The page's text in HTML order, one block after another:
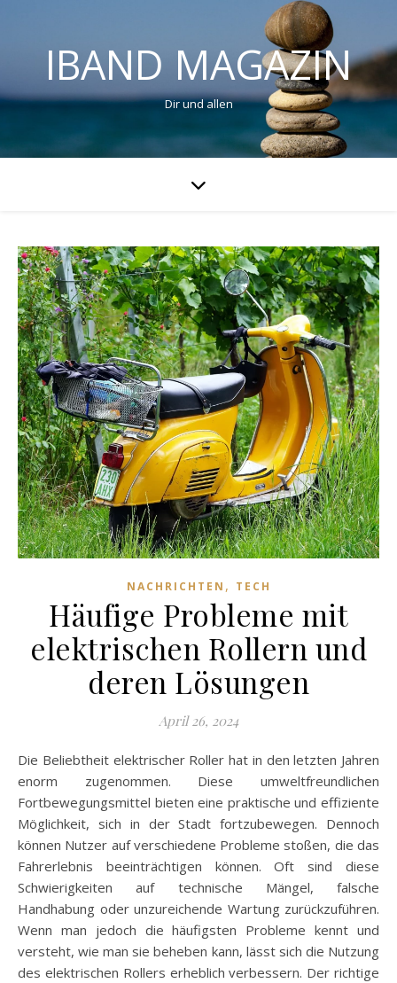
IBAND MAGAZIN
Dir und allen
NACHRICHTEN , TECH
Häufige Probleme mit
elektrischen Rollern und
deren Lösungen
April 26, 2024
Die Beliebtheit elektrischer Roller hat in den letzten Jahren
enorm zugenommen. Diese umweltfreundlichen
Fortbewegungsmittel bieten eine praktische und effiziente
Möglichkeit, sich in der Stadt fortzubewegen. Dennoch
können Nutzer auf verschiedene Probleme stoßen, die das
Fahrerlebnis beeinträchtigen können. Oft sind diese
Schwierigkeiten auf technische Mängel, falsche
Handhabung oder unzureichende Wartung zurückzuführen.
Wenn man jedoch die häufigsten Probleme kennt und
versteht, wie man sie beheben kann, lässt sich die Nutzung
des elektrischen Rollers erheblich verbessern. Der richtige